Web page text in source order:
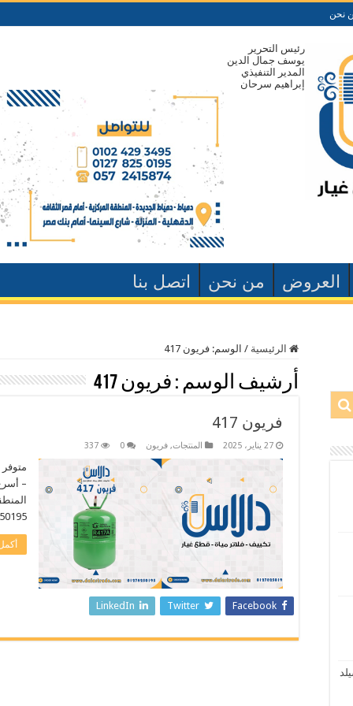
نحن
رئيس التحرير
يوسف جمال الدين
المدير التنفيذي
إبراهيم سرحان
العروض من نحن اتصل بنا
الرئيسية / الوسم: فريون 417
أرشيف الوسم : فريون 417
فريون 417
27 يناير، 2025 المنتجات, فريون 0
337
متوفر
–
– 0572415874
Facebook
Twitter
LinkedIn